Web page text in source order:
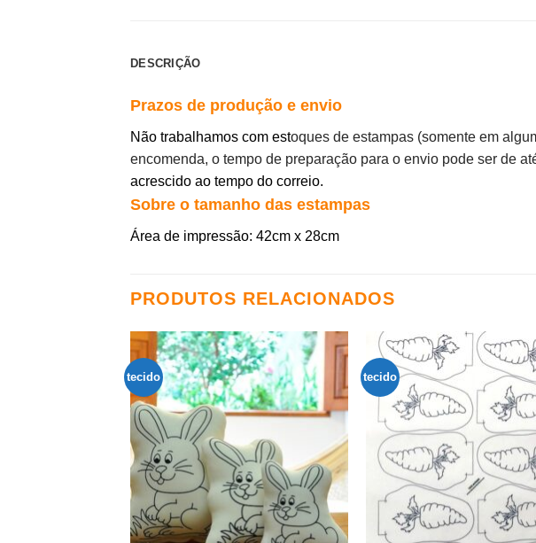
DESCRIÇÃO
Prazos de produção e envio
Não trabalhamos com estoques de estampas (somente em
encomenda, o tempo de preparação para o envio pode ser de
acrescido ao tempo do correio.
Sobre o tamanho das estampas
Área de impressão: 42cm x 28cm
PRODUTOS RELACIONADOS
tecido
Adicionar
aos
meus
desejos
tecido